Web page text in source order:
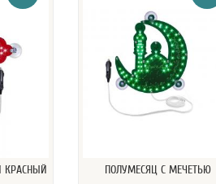
КРАСНЫЙ
ПОЛУМЕСЯЦ С МЕЧЕТЬЮ